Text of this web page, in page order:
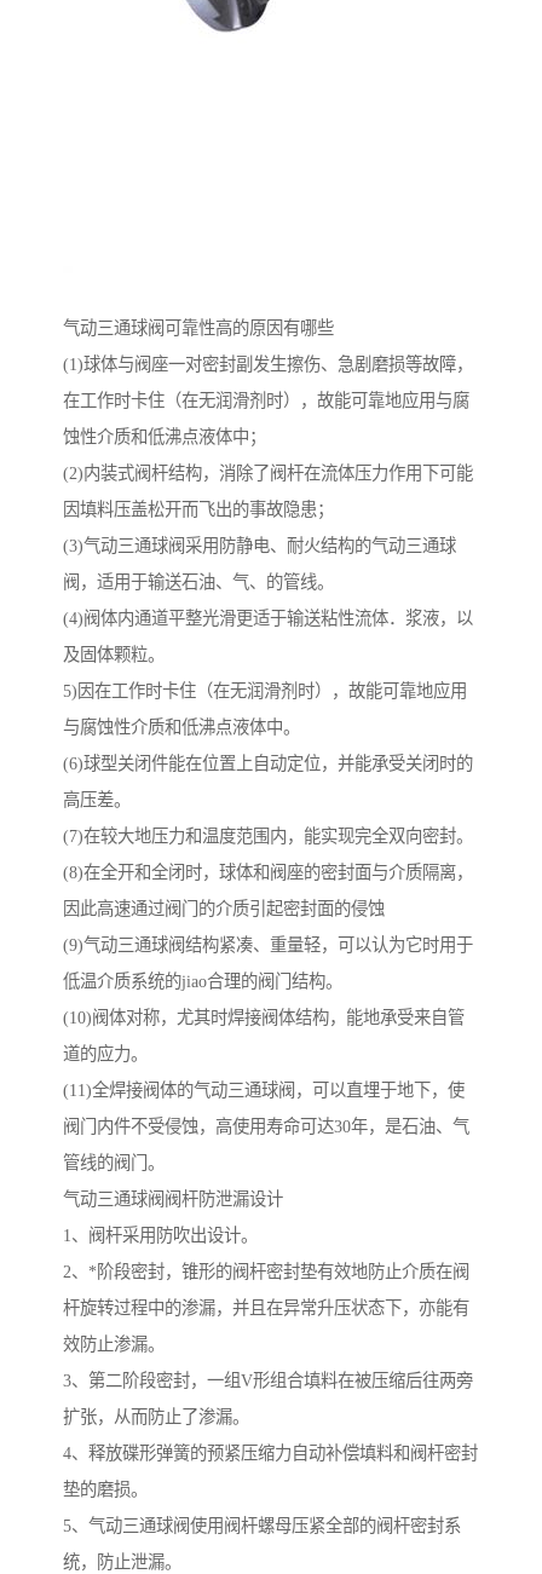
气动三通球阀可靠性高的原因有哪些
(1)球体与阀座一对密封副发生擦伤、急剧磨损等故障，
在工作时卡住（在无润滑剂时），故能可靠地应用与腐
蚀性介质和低沸点液体中；
(2)内装式阀杆结构，消除了阀杆在流体压力作用下可能
因填料压盖松开而飞出的事故隐患；
(3)气动三通球阀采用防静电、耐火结构的气动三通球
阀，适用于输送石油、气、的管线。
(4)阀体内通道平整光滑更适于输送粘性流体．浆液，以
及固体颗粒。
5)因在工作时卡住（在无润滑剂时），故能可靠地应用
与腐蚀性介质和低沸点液体中。
(6)球型关闭件能在位置上自动定位，并能承受关闭时的
高压差。
(7)在较大地压力和温度范围内，能实现完全双向密封。
(8)在全开和全闭时，球体和阀座的密封面与介质隔离，
因此高速通过阀门的介质引起密封面的侵蚀
(9)气动三通球阀结构紧凑、重量轻，可以认为它时用于
低温介质系统的jiao合理的阀门结构。
(10)阀体对称，尤其时焊接阀体结构，能地承受来自管
道的应力。
(11)全焊接阀体的气动三通球阀，可以直埋于地下，使
阀门内件不受侵蚀，高使用寿命可达30年，是石油、气
管线的阀门。
气动三通球阀阀杆防泄漏设计
1、阀杆采用防吹出设计。
2、*阶段密封，锥形的阀杆密封垫有效地防止介质在阀
杆旋转过程中的渗漏，并且在异常升压状态下，亦能有
效防止渗漏。
3、第二阶段密封，一组V形组合填料在被压缩后往两旁
扩张，从而防止了渗漏。
4、释放碟形弹簧的预紧压缩力自动补偿填料和阀杆密封
垫的磨损。
5、气动三通球阀使用阀杆螺母压紧全部的阀杆密封系
统，防止泄漏。